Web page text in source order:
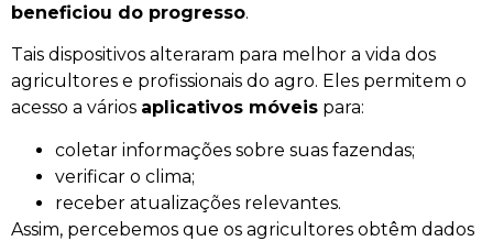
beneficiou do progresso.
Tais dispositivos alteraram para melhor a vida dos
agricultores e profissionais do agro. Eles permitem o
acesso a vários aplicativos móveis para:
coletar informações sobre suas fazendas;
verificar o clima;
receber atualizações relevantes.
Assim, percebemos que os agricultores obtêm dados